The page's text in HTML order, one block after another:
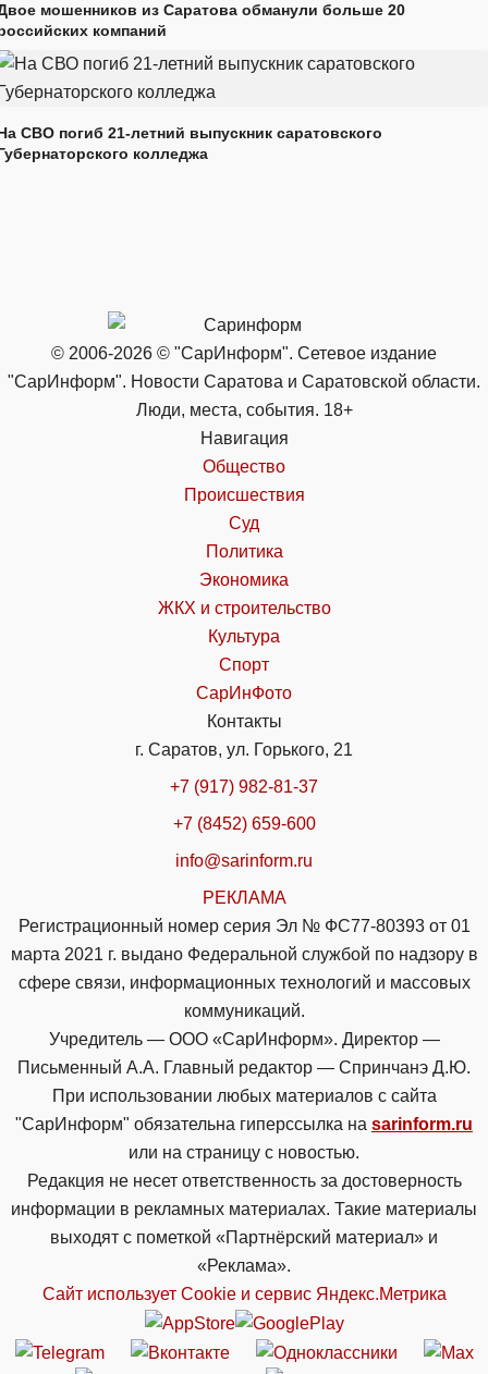
мошенников из Саратова обманули больше 20
компаний
СВО погиб 21-летний выпускник саратовского
колледжа
© 2006-2026 © "СарИнформ". Сетевое издание
"СарИнформ". Новости Саратова и Саратовской области.
Люди, места, события. 18+
Навигация
Общество
Происшествия
Суд
Политика
Экономика
ЖКХ и строительство
Культура
Спорт
СарИнФото
Контакты
г. Саратов, ул. Горького, 21
+7 (917) 982-81-37
+7 (8452) 659-600
info@sarinform.ru
РЕКЛАМА
Регистрационный номер серия Эл № ФС77-80393 от 01
марта 2021 г. выдано Федеральной службой по надзору в
сфере связи, информационных технологий и массовых
коммуникаций.
Учредитель — ООО «СарИнформ». Директор —
Письменный А.А. Главный редактор — Спринчанэ Д.Ю.
При использовании любых материалов с сайта
"СарИнформ" обязательна гиперссылка на sarinform.ru
или на страницу с новостью.
Редакция не несет ответственность за достоверность
информации в рекламных материалах. Такие материалы
выходят с пометкой «Партнёрский материал» и
«Реклама».
Сайт использует Cookie и сервиc Яндекс.Метрика